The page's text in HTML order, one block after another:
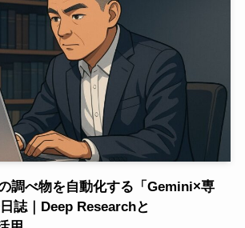
調べ物を自動化する「Gemini×専
誌｜Deep Researchと